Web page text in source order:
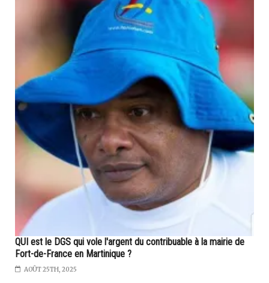
QUI est le DGS qui vole l'argent du contribuable à la mairie de
Fort-de-France en Martinique ?
AOÛT 25TH, 2025